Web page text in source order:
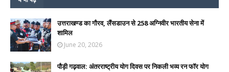
उत्तराखण्ड का गौरव, लैंसडाउन से 258 अग्निवीर भारतीय सेना में
शामिल
June 20, 2026
पौड़ी गढ़वाल: अंतरराष्ट्रीय योग दिवस पर निकली भव्य रन फॉर योग